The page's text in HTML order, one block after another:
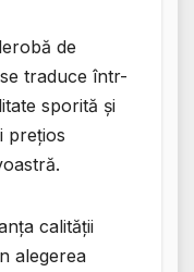
de
se traduce într-
sporită și
prețios
calității
alegerea